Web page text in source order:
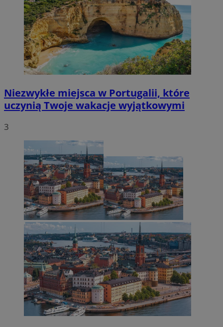
Niezwykłe miejsca w Portugalii, które
uczynią Twoje wakacje wyjątkowymi
3